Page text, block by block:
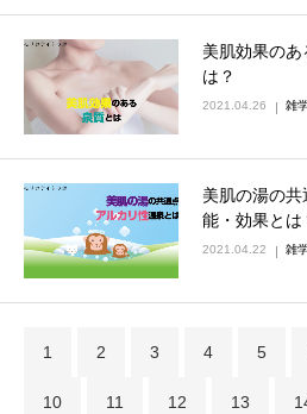
美肌効果のあ
は？
2021.04.26 雑
美肌の湯の
能・効果とは
2021.04.22 雑
1 2 3 4 5
10 11 12 13